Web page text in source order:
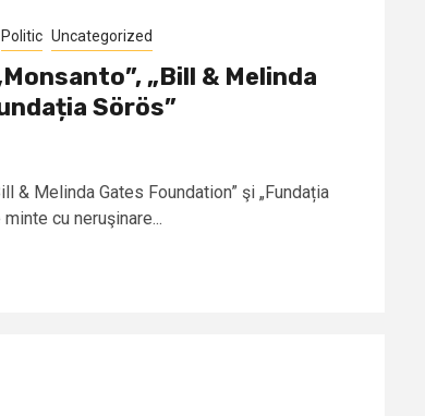
Politic Uncategorized
„Bill & Melinda
Sörös”
& Melinda Gates Foundation” şi „Fundația
cu neruşinare...